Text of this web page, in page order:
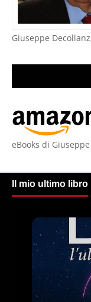
Giuseppe
eBooks di
Il mio ultimo libro